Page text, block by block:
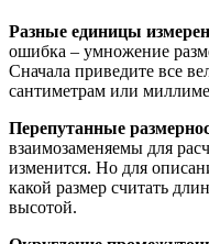
Разные единицы
ошибка – умножение
Сначала приведите все
сантиметрам или
Перепутанные
взаимозаменяемы для
изменится. Но для
какой размер считать
высотой.